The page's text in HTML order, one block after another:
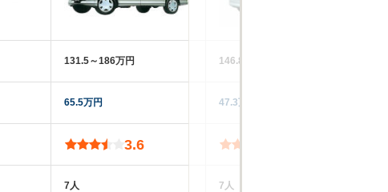
131.5～186万円
65.5万円
3.6
7人
146.8～161.5万円
47.3万円
7人